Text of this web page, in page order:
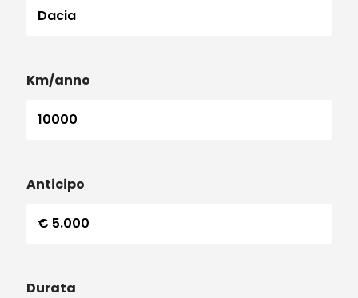
Km/anno
Anticipo
Durata